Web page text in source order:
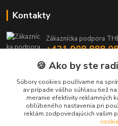
Kontakty
Zákaznícka podpora
+421 908 888
maros.stetina@geotherm.sk
🍪 Ako by ste
Súbory cookies používame na
av prípade vášho súhlasu tiež
meranie efektivity reklamných
obľúbeného nastavenia pri
reklám zodpovedajúcich vašim